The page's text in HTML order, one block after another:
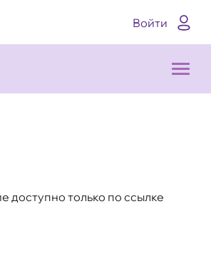
Войти
доступно только по ссылке